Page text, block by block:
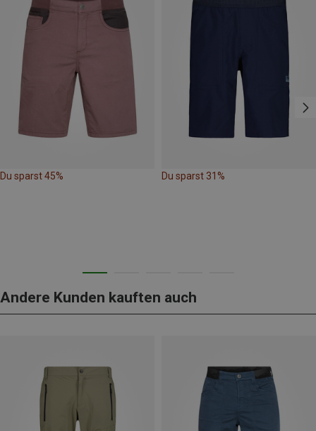
Du sparst 45% Du sparst 31%
Andere Kunden kauften auch